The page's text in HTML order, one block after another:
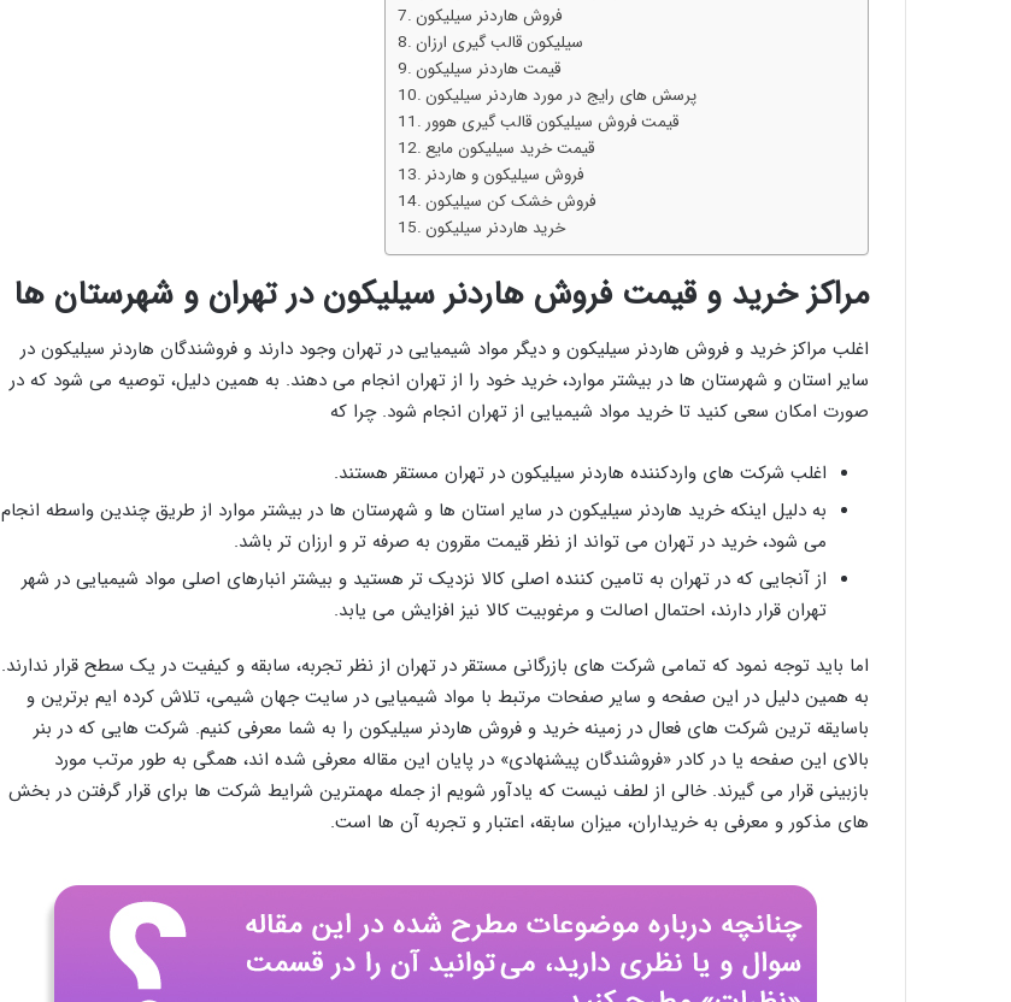
فروش هاردنر سیلیکون
سیلیکون قالب گیری ارزان
قیمت هاردنر سیلیکون
پرسش های رایج در مورد هاردنر سیلیکون
قیمت فروش سیلیکون قالب گیری هوور
قیمت خرید سیلیکون مایع
فروش سیلیکون و هاردنر
فروش خشک کن سیلیکون
خرید هاردنر سیلیکون
مراکز خرید و قیمت فروش هاردنر سیلیکون در تهران و شهرستان‌ ها
اغلب مراکز خرید و فروش هاردنر سیلیکون و دیگر مواد شیمیایی در تهران وجود دارند و فروشندگان هاردنر سیلیکون در
سایر استان و شهرستان ها در بیشتر موارد، خرید خود را از تهران انجام می دهند. به همین دلیل، توصیه می شود که در
صورت امکان سعی کنید تا خرید مواد شیمیایی از تهران انجام شود. چرا که
اغلب شرکت های واردکننده هاردنر سیلیکون در تهران مستقر هستند.
به دلیل اینکه خرید هاردنر سیلیکون در سایر استان ها و شهرستان ها در بیشتر موارد از طریق چندین واسطه انجام
می شود، خرید در تهران می تواند از نظر قیمت مقرون به صرفه تر و ارزان تر باشد.
از آنجایی که در تهران به تامین کننده اصلی کالا نزدیک تر هستید و بیشتر انبارهای اصلی مواد شیمیایی در شهر
تهران قرار دارند، احتمال اصالت و مرغوبیت کالا نیز افزایش می یابد.
اما باید توجه نمود که تمامی شرکت های بازرگانی مستقر در تهران از نظر تجربه، سابقه و کیفیت در یک سطح قرار ندارند.
به همین دلیل در این صفحه و سایر صفحات مرتبط با مواد شیمیایی در سایت جهان شیمی، تلاش کرده ایم برترین و
باسایقه ترین شرکت های فعال در زمینه خرید و فروش هاردنر سیلیکون را به شما معرفی کنیم. شرکت هایی که در بنر
بالای این صفحه یا در کادر «فروشندگان پیشنهادی» در پایان این مقاله معرفی شده اند، همگی به طور مرتب مورد
بازبینی قرار می گیرند. خالی از لطف نیست که یادآور شویم از جمله مهمترین شرایط شرکت ها برای قرار گرفتن در بخش
های مذکور و معرفی به خریداران، میزان سابقه، اعتبار و تجربه آن ها است.